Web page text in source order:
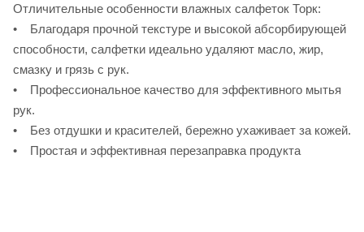
Отличительные особенности влажных салфеток Торк:
• Благодаря прочной текстуре и высокой абсорбирующей
способности, салфетки идеально удаляют масло, жир,
смазку и грязь с рук.
• Профессиональное качество для эффективного мытья
рук.
• Без отдушки и красителей, бережно ухаживает за кожей.
• Простая и эффективная перезаправка продукта